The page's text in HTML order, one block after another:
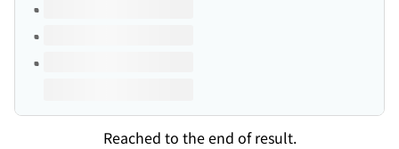
Reached to the end of result.